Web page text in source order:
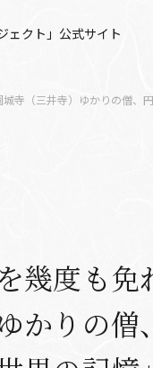
ェクト」公式サイト
寺（三井寺）ゆかりの僧、
幾度も
かりの